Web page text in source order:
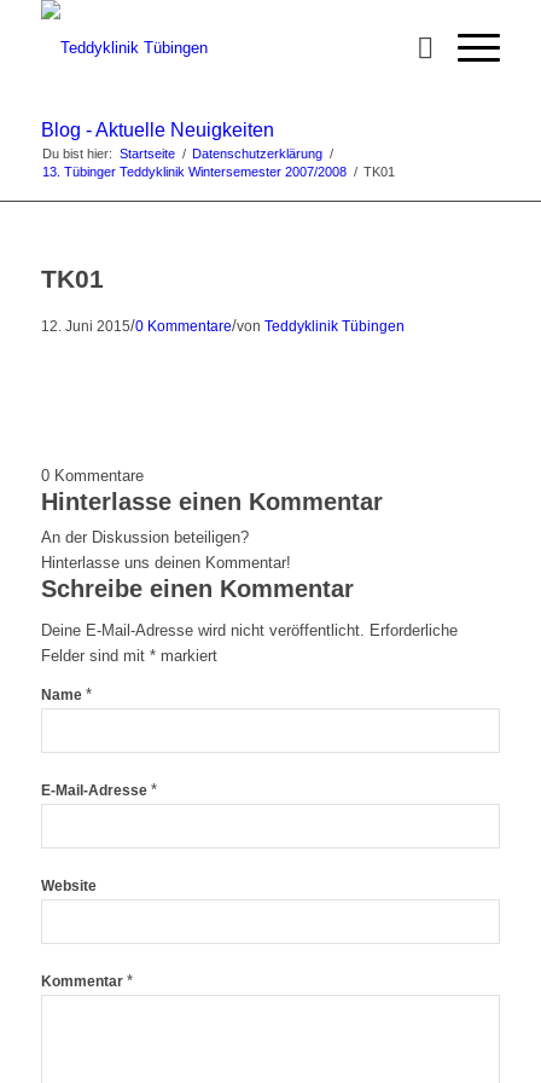
Blog - Aktuelle Neuigkeiten
Du bist hier: Startseite / Datenschutzerklärung /
13. Tübinger Teddyklinik Wintersemester 2007/2008 / TK01
TK01
12. Juni 2015/0 Kommentare/von Teddyklinik Tübingen
0 Kommentare
Hinterlasse einen Kommentar
An der Diskussion beteiligen?
Hinterlasse uns deinen Kommentar!
Schreibe einen Kommentar
Deine E-Mail-Adresse wird nicht veröffentlicht. Erforderliche
Felder sind mit *markiert
Name *
E-Mail-Adresse *
Website
Kommentar *